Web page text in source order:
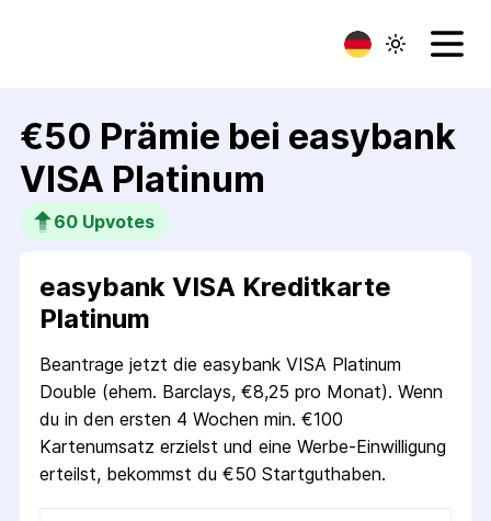
€50 Prämie bei easybank
VISA Platinum
60 Upvotes
easybank VISA Kredit­karte
Platinum
Beantrage jetzt die easybank VISA Platinum
Double (ehem. Barclays, €8,25 pro Monat). Wenn
du in den ersten 4 Wochen min. €100
Kartenumsatz erzielst und eine Werbe-Einwilligung
erteilst, bekommst du €50 Startguthaben.